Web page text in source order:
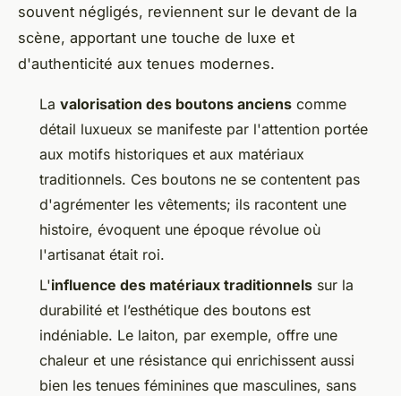
souvent négligés, reviennent sur le devant de la
scène, apportant une touche de luxe et
d'authenticité aux tenues modernes.
La valorisation des boutons anciens comme
détail luxueux se manifeste par l'attention portée
aux motifs historiques et aux matériaux
traditionnels. Ces boutons ne se contentent pas
d'agrémenter les vêtements; ils racontent une
histoire, évoquent une époque révolue où
l'artisanat était roi.
L'influence des matériaux traditionnels sur la
durabilité et l’esthétique des boutons est
indéniable. Le laiton, par exemple, offre une
chaleur et une résistance qui enrichissent aussi
bien les tenues féminines que masculines, sans